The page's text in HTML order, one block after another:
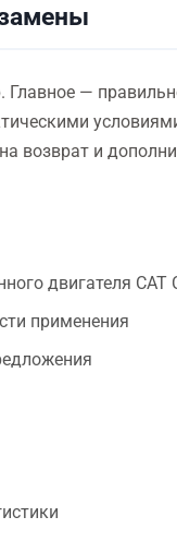
—
возврат и
двигателя CAT
применения